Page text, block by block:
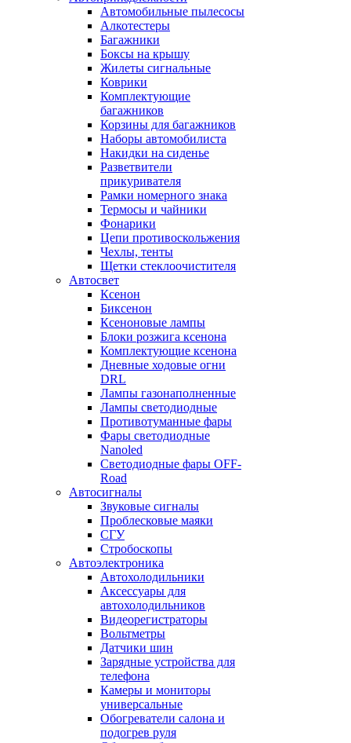
Автомобильные пылесосы
Алкотестеры
Багажники
Боксы на крышу
Жилеты сигнальные
Коврики
Комплектующие
багажников
Корзины для багажников
Наборы автомобилиста
Накидки на сиденье
Разветвители
прикуривателя
Рамки номерного знака
Термосы и чайники
Фонарики
Цепи противоскольжения
Чехлы, тенты
Щетки стеклоочистителя
Автосвет
Ксенон
Биксенон
Ксеноновые лампы
Блоки розжига ксенона
Комплектующие ксенона
Дневные ходовые огни
DRL
Лампы газонаполненные
Лампы светодиодные
Противотуманные фары
Фары светодиодные
Nanoled
Светодиодные фары OFF-
Road
Автосигналы
Звуковые сигналы
Проблесковые маяки
СГУ
Стробоскопы
Автоэлектроника
Автохолодильники
Аксессуары для
автохолодильников
Видеорегистраторы
Вольтметры
Датчики шин
Зарядные устройства для
телефона
Камеры и мониторы
универсальные
Обогреватели салона и
подогрев руля